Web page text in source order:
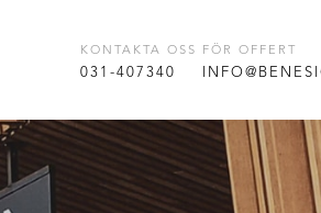
KONTAKTA OSS FÖR OFFERT
031-407340